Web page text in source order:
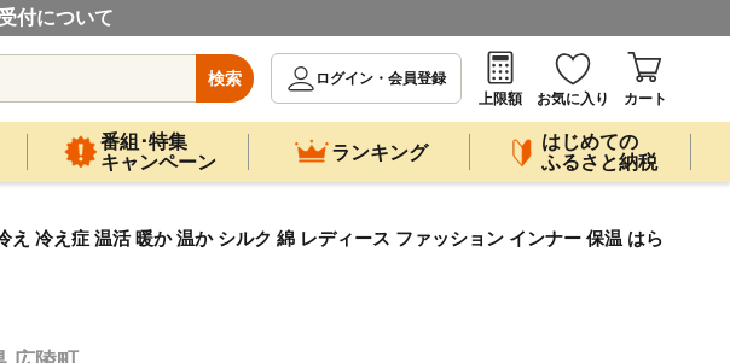
付について
検索
ログイン・会員登録
上限額
お気に入り カート
番組･特集
キャンペーン
ランキング
はじめての
ふるさと納税
冷え症 温活 暖か 温か シルク 綿 レディース ファッション インナー 保温 はら